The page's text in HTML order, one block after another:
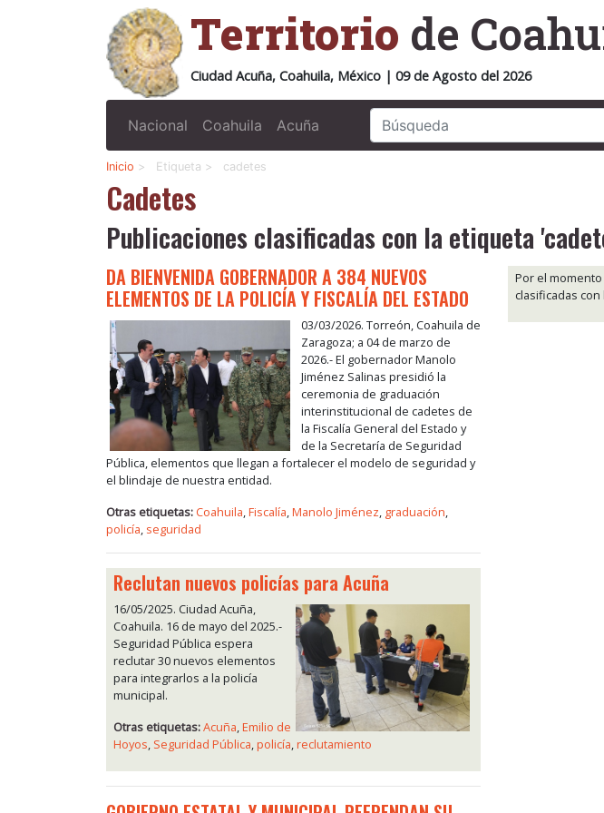
Territorio de
Ciudad Acuña, Coahuila, México | 09 de Agosto del 2026
Nacional Coahuila Acuña
Inicio > Etiqueta > cadetes
Cadetes
Publicaciones clasificadas con la etiqueta
DA BIENVENIDA GOBERNADOR A 384 NUEVOS
ELEMENTOS DE LA POLICÍA Y FISCALÍA DEL ESTADO
03/03/2026. Torreón, Coahuila de
Zaragoza; a 04 de marzo de
2026.- El gobernador Manolo
Jiménez Salinas presidió la
ceremonia de graduación
interinstitucional de cadetes de
la Fiscalía General del Estado y
de la Secretaría de Seguridad
Pública, elementos que llegan a fortalecer el modelo de seguridad y
el blindaje de nuestra entidad.
Otras etiquetas: Coahuila,Fiscalía,Manolo Jiménez, graduación,
policía, seguridad
Reclutan nuevos policías para Acuña
16/05/2025. Ciudad Acuña,
Coahuila. 16 de mayo del 2025.-
Seguridad Pública espera
reclutar 30 nuevos elementos
para integrarlos a la policía
municipal.
Otras etiquetas:Acuña,Emilio de
Hoyos, Seguridad Pública,policía,reclutamiento
Por el
clasificadas